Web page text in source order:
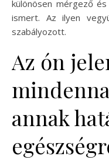
különösen mérgező
ismert. Az ilyen
szabályozott.
Az ón
annak